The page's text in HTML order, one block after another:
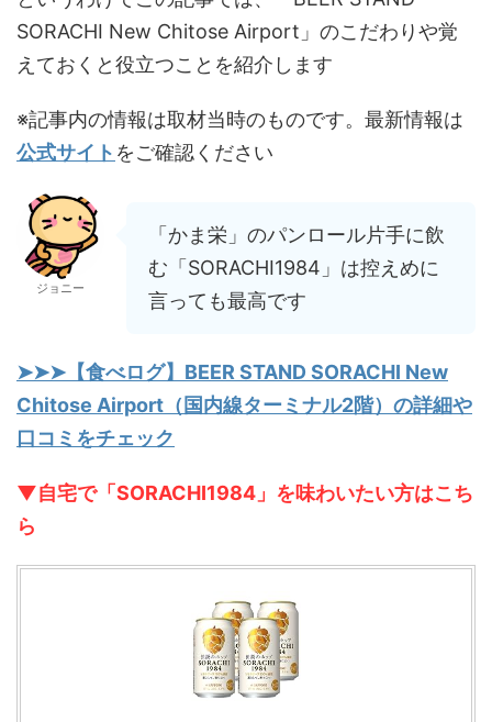
SORACHI New Chitose Airport」のこだわりや覚
えておくと役立つことを紹介します
※記事内の情報は取材当時のものです。最新情報は
公式サイト をご確認ください
ジョニー
「かま栄」のパンロール片手に飲
む「SORACHI1984」は控えめに
言っても最高です
➤➤➤【食べログ】BEER STAND SORACHI New
Chitose Airport（国内線ターミナル2階）の詳細や
口コミをチェック
▼自宅で「SORACHI1984」を味わいたい方はこち
ら